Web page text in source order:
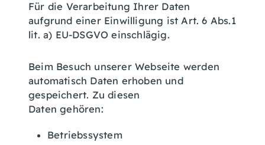
Für die Verarbeitung Ihrer Daten
aufgrund einer Einwilligung ist Art. 6 Abs.1
lit. a) EU-DSGVO einschlägig.
Beim Besuch unserer Webseite werden
automatisch Daten erhoben und
gespeichert. Zu diesen
Daten gehören:
Betriebssystem